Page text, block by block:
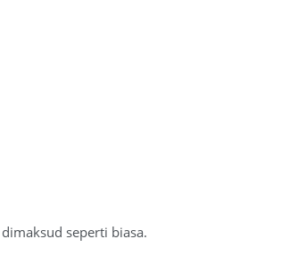
seperti biasa.